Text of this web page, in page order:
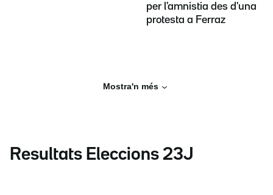
per l'amnistia des d'una
protesta a Ferraz
Mostra'n més
Resultats Eleccions 23J